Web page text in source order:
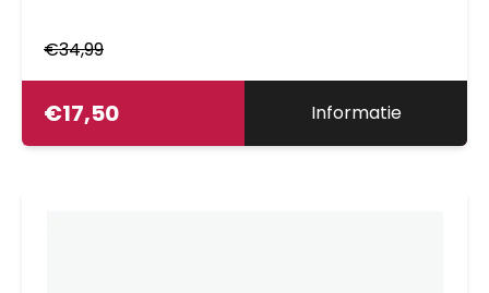
€34,99
€17,50 Informatie